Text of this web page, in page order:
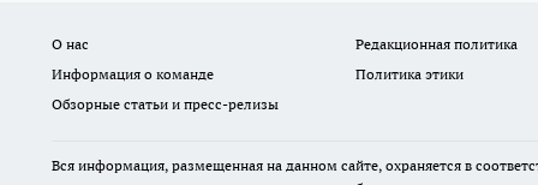
О нас Редакционная политика
Информация о команде
Политика этики
Обзорные статьи и пресс-релизы
Вся информация, размещенная на данном сайте, охраняется в